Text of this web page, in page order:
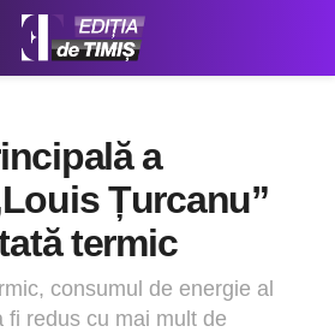
a
Țurcanu”
termic
consumul de energie al
fi redus cu mai mult de